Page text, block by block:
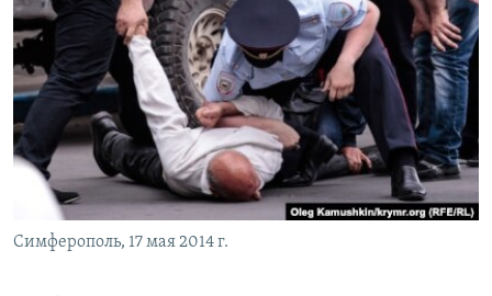
СОВЕТЫ ПРАВОЗАЩИТНИКОВ
ПРОПАВШИЕ БЕЗ ВЕСТИ
ПОБЕДИТЕЛЕЙ НЕ СУДЯТ?
КРЫМ.НЕПОКОРЕННЫЙ
ELIFBE
УКРАИНСКАЯ ПРОБЛЕМА КРЫМА
Qırımtatar
ПРИСОЕДИНЯЙТЕСЬ!
Все сайты RFE/RL
Симферополь, 17 мая 2014 г.